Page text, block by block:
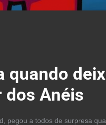
quando
dos Anéis
pegou a todos de surpresa